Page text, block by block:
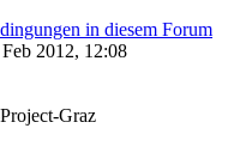
in diesem Forum
Feb 2012, 12:08
Graz